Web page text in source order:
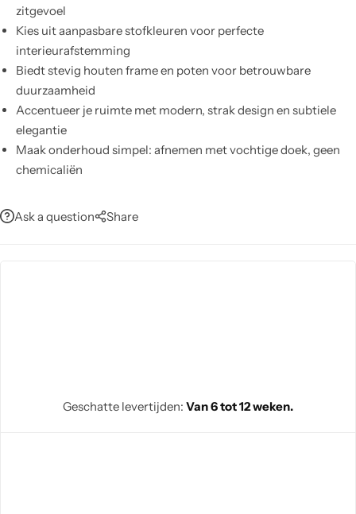
zitgevoel
Kies uit aanpasbare stofkleuren voor perfecte
interieurafstemming
Biedt stevig houten frame en poten voor betrouwbare
duurzaamheid
Accentueer je ruimte met modern, strak design en subtiele
elegantie
Maak onderhoud simpel: afnemen met vochtige doek, geen
chemicaliën
Ask a question Share
Geschatte levertijden: Van 6 tot 12 weken.